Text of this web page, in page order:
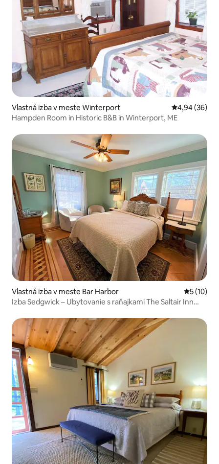
Vlastná izba v meste Winterport Priemerné
4,94 (36)
Hampden Room in Historic B&B in Winterport, ME
Vlastná izba v meste Bar Harbor
5 (10)
Izba Sedgwick – Ubytovanie s raňajkami The Saltair Inn